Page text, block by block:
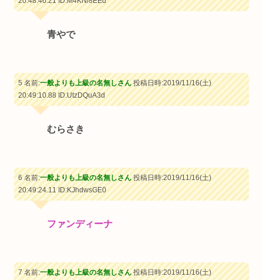
青やで
5 名前:一般よりも上級の名無しさん投稿日時:2019/11/16(土)
20:49:10.88ID:UtzDQuA3d
むらさき
6 名前:一般よりも上級の名無しさん投稿日時:2019/11/16(土)
20:49:24.11ID:KJhdwsGE0
ファンディーナ
7 名前:一般よりも上級の名無しさん投稿日時:2019/11/16(土)